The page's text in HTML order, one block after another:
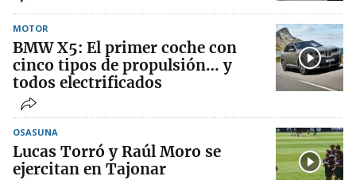
MOTOR
BMW X5: El primer coche con
cinco tipos de propulsión… y
todos electrificados
OSASUNA
Lucas Torró y Raúl Moro se
ejercitan en Tajonar